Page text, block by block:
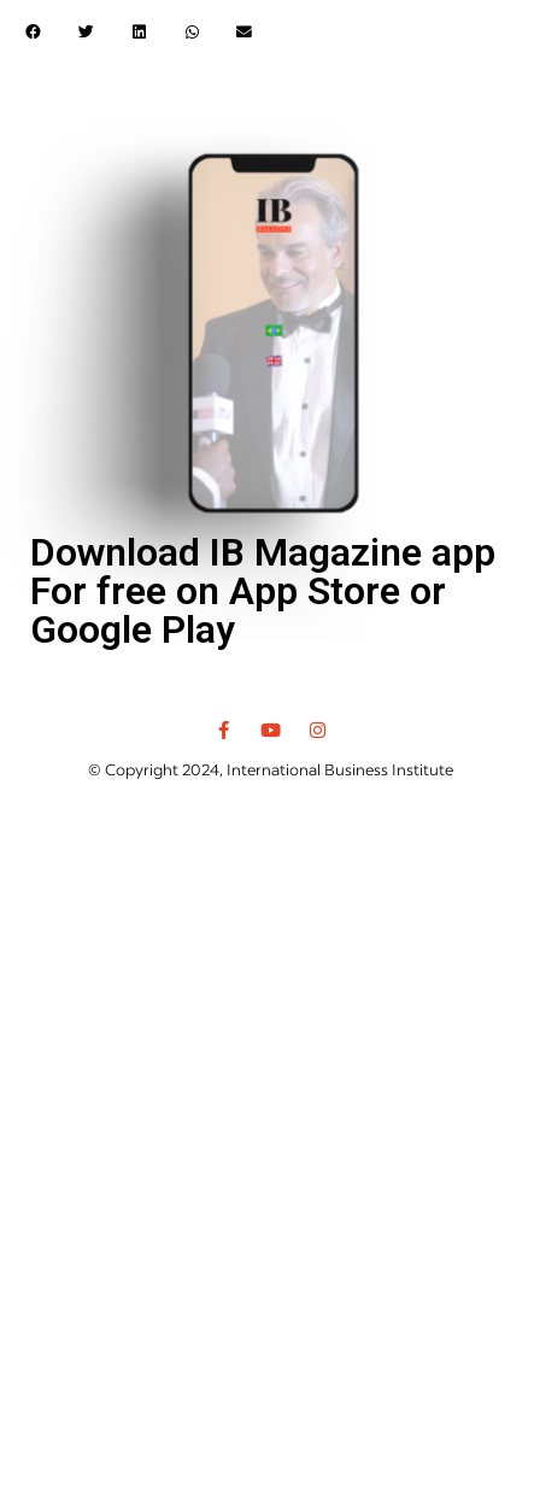
Download IB Magazine app
For free on App Store or
Google Play
© Copyright 2024, International Business Institute